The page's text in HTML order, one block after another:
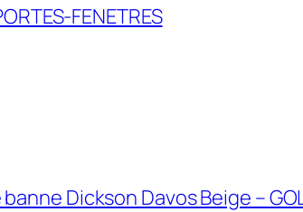
FENETRES
Dickson Davos Beige –